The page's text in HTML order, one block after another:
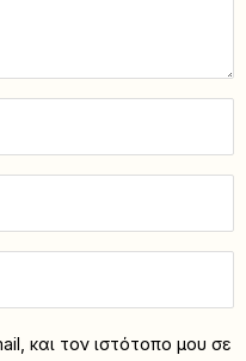
και τον ιστότοπο μου σε